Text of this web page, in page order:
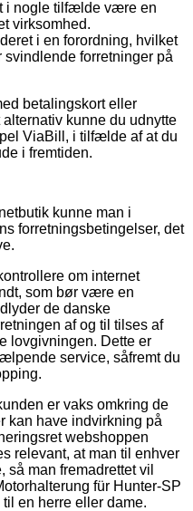
i nogle tilfælde være en
virksomhed.
i en forordning, hvilket
forretninger på
betalingskort eller
kunne du udnytte
ViaBill, i tilfælde af at du
i fremtiden.
kunne man i
forretningsbetingelser, det
om internet
som bør være en
de danske
af og til tilses af
lovgivningen. Dette er
service, såfremt du
er vaks omkring de
kan have indvirkning på
webshoppen
relevant, at man til enhver
man fremadrettet vil
für Hunter-SP
en herre eller dame.